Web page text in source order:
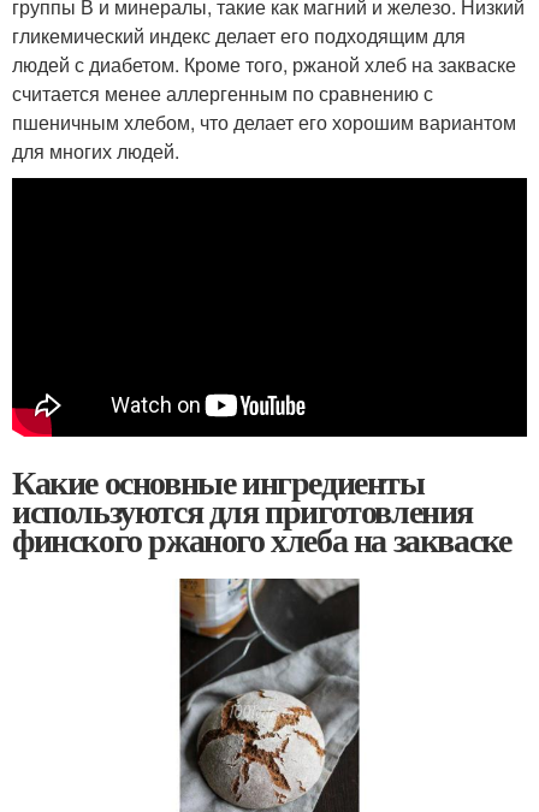
группы В и минералы, такие как магний и железо. Низкий
гликемический индекс делает его подходящим для
людей с диабетом. Кроме того, ржаной хлеб на закваске
считается менее аллергенным по сравнению с
пшеничным хлебом, что делает его хорошим вариантом
для многих людей.
Какие основные ингредиенты
используются для приготовления
финского ржаного хлеба на закваске